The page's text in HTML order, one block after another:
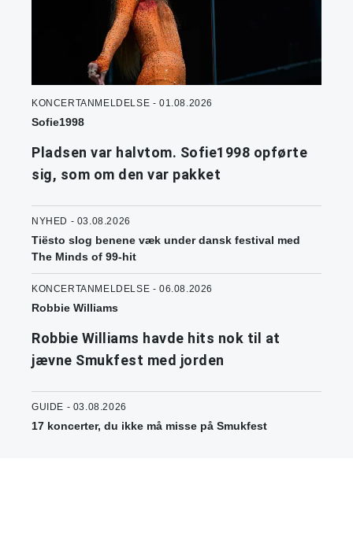
KONCERTANMELDELSE - 01.08.2026
Sofie1998
Pladsen var halvtom. Sofie1998 opførte
sig, som om den var pakket
NYHED - 03.08.2026
Tiësto slog benene væk under dansk festival med
The Minds of 99-hit
KONCERTANMELDELSE - 06.08.2026
Robbie Williams
Robbie Williams havde hits nok til at
jævne Smukfest med jorden
GUIDE - 03.08.2026
17 koncerter, du ikke må misse på Smukfest